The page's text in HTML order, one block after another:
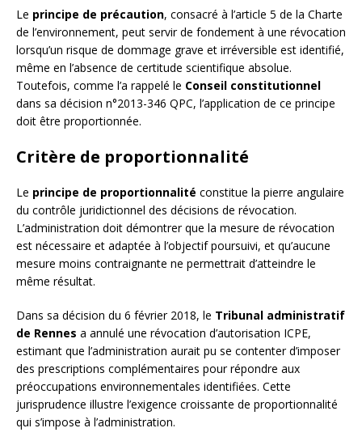
Le principe de précaution, consacré à l’article 5 de la Charte
de l’environnement, peut servir de fondement à une révocation
lorsqu’un risque de dommage grave et irréversible est identifié,
même en l’absence de certitude scientifique absolue.
Toutefois, comme l’a rappelé le Conseil constitutionnel
dans sa décision n°2013-346 QPC, l’application de ce principe
doit être proportionnée.
Critère de proportionnalité
Le principe de proportionnalité constitue la pierre angulaire
du contrôle juridictionnel des décisions de révocation.
L’administration doit démontrer que la mesure de révocation
est nécessaire et adaptée à l’objectif poursuivi, et qu’aucune
mesure moins contraignante ne permettrait d’atteindre le
même résultat.
Dans sa décision du 6 février 2018, le Tribunal administratif
de Rennes a annulé une révocation d’autorisation ICPE,
estimant que l’administration aurait pu se contenter d’imposer
des prescriptions complémentaires pour répondre aux
préoccupations environnementales identifiées. Cette
jurisprudence illustre l’exigence croissante de proportionnalité
qui s’impose à l’administration.